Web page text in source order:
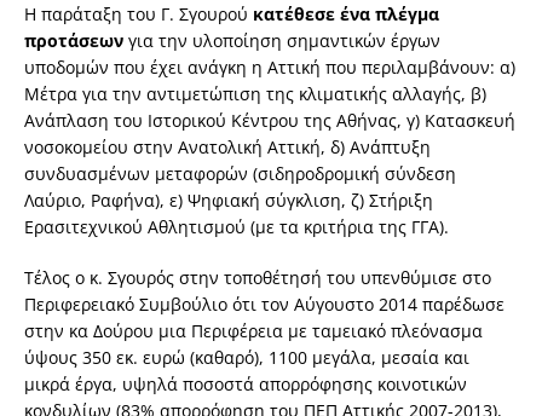
Η παράταξη του Γ. Σγουρού κατέθεσε ένα πλέγμα
προτάσεων για την υλοποίηση σημαντικών έργων
υποδομών που έχει ανάγκη η Αττική που περιλαμβάνουν: α)
Μέτρα για την αντιμετώπιση της κλιματικής αλλαγής, β)
Ανάπλαση του Ιστορικού Κέντρου της Αθήνας, γ) Κατασκευή
νοσοκομείου στην Ανατολική Αττική, δ) Ανάπτυξη
συνδυασμένων μεταφορών (σιδηροδρομική σύνδεση
Λαύριο, Ραφήνα), ε) Ψηφιακή σύγκλιση, ζ) Στήριξη
Ερασιτεχνικού Αθλητισμού (με τα κριτήρια της ΓΓΑ).
Τέλος ο κ. Σγουρός στην τοποθέτησή του υπενθύμισε στο
Περιφερειακό Συμβούλιο ότι τον Αύγουστο 2014 παρέδωσε
στην κα Δούρου μια Περιφέρεια με ταμειακό πλεόνασμα
ύψους 350 εκ. ευρώ (καθαρό), 1100 μεγάλα, μεσαία και
μικρά έργα, υψηλά ποσοστά απορρόφησης κοινοτικών
κονδυλίων (83% απορρόφηση του ΠΕΠ Αττικής 2007-2013),